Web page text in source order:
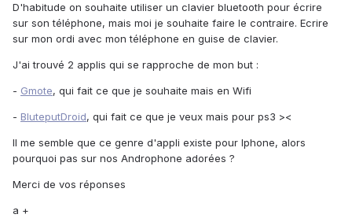
D'habitude on souhaite utiliser un clavier bluetooth pour écrire
sur son téléphone, mais moi je souhaite faire le contraire. Ecrire
sur mon ordi avec mon téléphone en guise de clavier.
J'ai trouvé 2 applis qui se rapproche de mon but :
- Gmote, qui fait ce que je souhaite mais en Wifi
- BluteputDroid, qui fait ce que je veux mais pour ps3 ><
Il me semble que ce genre d'appli existe pour Iphone, alors
pourquoi pas sur nos Androphone adorées ?
Merci de vos réponses
a +